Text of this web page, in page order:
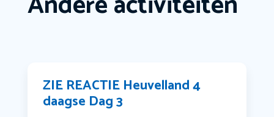
ZIE REACTIE Heuvelland 4
daagse Dag 3